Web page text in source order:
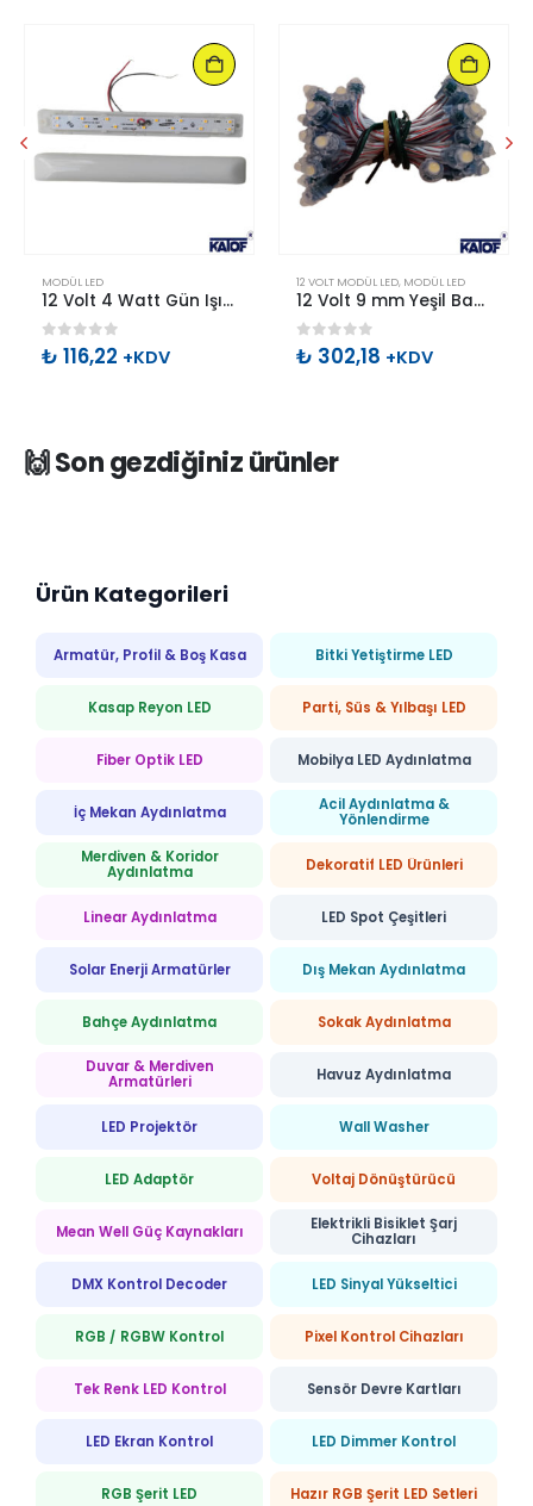
MODÜL LED
12 Volt 4 Watt Gün Işığı IP20 2835smd 15 Ledli Pergola Led
0 out of 5
₺ 116,22 +KDV
12 VOLT MODÜL LED, MODÜL LED
12 Volt 9 mm Yeşil Bağ Dizgi Led (50 Adet – 1 Bağ)
0 out of 5
₺ 302,18 +KDV
🙌 Son gezdiğiniz ürünler
Ürün Kategorileri
Armatür, Profil & Boş Kasa Bitki Yetiştirme LED
Kasap Reyon LED Parti, Süs & Yılbaşı LED
Fiber Optik LED Mobilya LED Aydınlatma
İç Mekan Aydınlatma
Acil Aydınlatma &
Yönlendirme
Merdiven & Koridor
Aydınlatma
Dekoratif LED Ürünleri
Linear Aydınlatma LED Spot Çeşitleri
Solar Enerji Armatürler Dış Mekan Aydınlatma
Bahçe Aydınlatma Sokak Aydınlatma
Duvar & Merdiven
Armatürleri
Havuz Aydınlatma
LED Projektör Wall Washer
LED Adaptör Voltaj Dönüştürücü
Mean Well Güç Kaynakları
Elektrikli Bisiklet Şarj
Cihazları
DMX Kontrol Decoder LED Sinyal Yükseltici
RGB / RGBW Kontrol Pixel Kontrol Cihazları
Tek Renk LED Kontrol Sensör Devre Kartları
LED Ekran Kontrol LED Dimmer Kontrol
RGB Şerit LED Hazır RGB Şerit LED Setleri